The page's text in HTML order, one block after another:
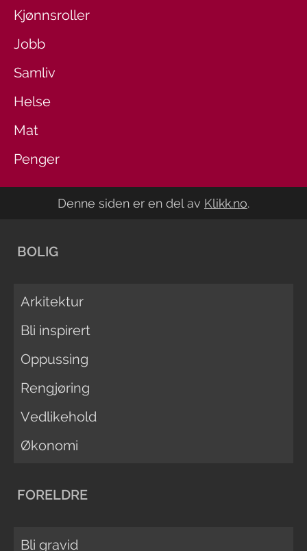
Kjønnsroller
Jobb
Samliv
Helse
Mat
Penger
Denne siden er en del av Klikk.no.
BOLIG
Arkitektur
Bli inspirert
Oppussing
Rengjøring
Vedlikehold
Økonomi
FORELDRE
Bli gravid